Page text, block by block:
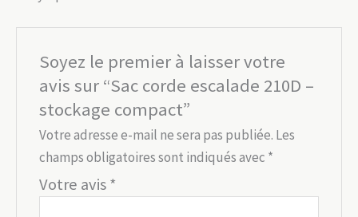
Soyez le premier à laisser votre
avis sur “Sac corde escalade 210D –
stockage compact”
Votre adresse e-mail ne sera pas publiée. Les
champs obligatoires sont indiqués avec *
Votre avis*